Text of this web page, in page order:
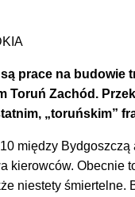
prace na
Toruń Zachód.
„toruńskim”
między
kierowców. Obecnie
niestety śmiertelne.